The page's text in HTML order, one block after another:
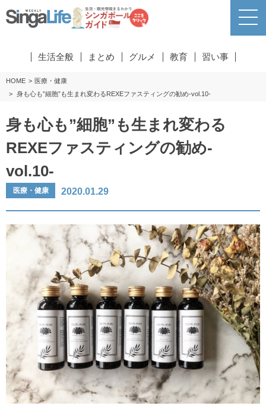
生活全般 まとめ グルメ 教育 習い事
HOME
医療・健康
身も心も”細胞”も生まれ変わるREXEファスティングの勧め-vol.10-
身も心も”細胞”も生まれ変わる
REXEファスティングの勧め-
vol.10-
医療・健康 2020.01.29